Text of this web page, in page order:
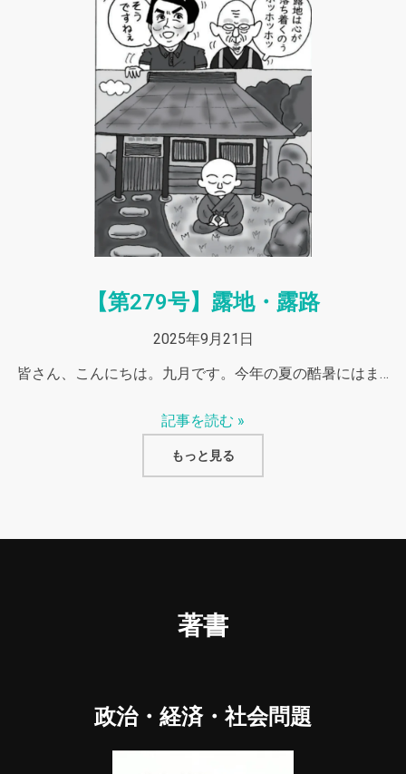
【第279号】露地・露路
2025年9月21日
皆さん、こんにちは。九月です。今年の夏の酷暑にはま…
記事を読む »
もっと見る
著書
政治・経済・社会問題